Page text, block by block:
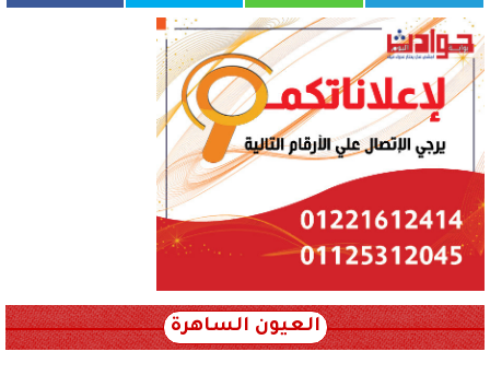
العيون الساهرة